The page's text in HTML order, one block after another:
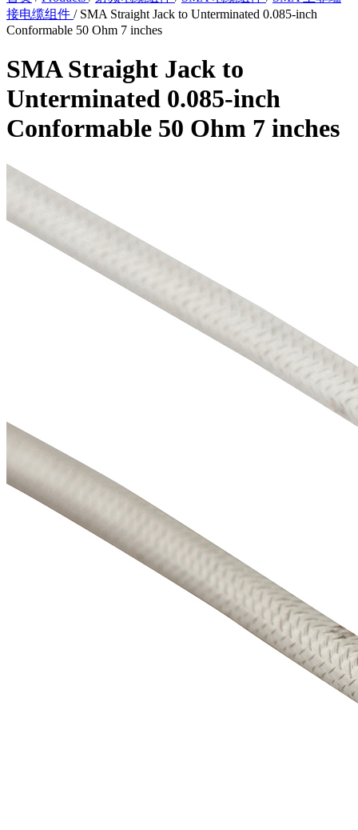
接电缆组件 / SMA Straight Jack to Unterminated 0.085-inch
Conformable 50 Ohm 7 inches
SMA Straight Jack to
Unterminated 0.085-inch
Conformable 50 Ohm 7 inches